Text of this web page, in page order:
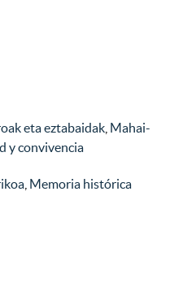
eta eztabaidak Mahai-
y convivencia
Memoria histórica